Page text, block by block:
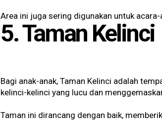
Area ini juga sering digunakan untuk
5. Taman Kelinci
Bagi anak-anak, Taman Kelinci adalah
kelinci-kelinci yang lucu dan
Taman ini dirancang dengan baik,